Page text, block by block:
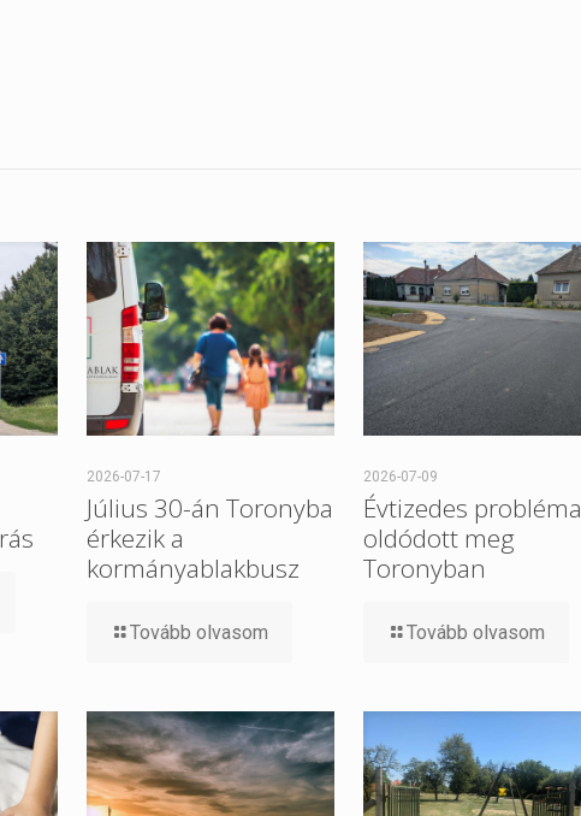
2026-07-17
Július 30-án Toronyba
érkezik a
kormányablakbusz
Tovább olvasom
2026-07-09
Évtizedes probléma
oldódott meg
Toronyban
Tovább olvasom